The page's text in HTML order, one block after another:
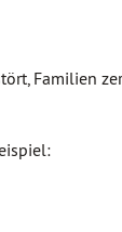
Familien